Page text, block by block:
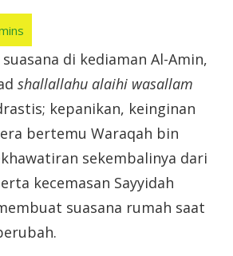
di kediaman Al-Amin,
shallallahu alaihi wasallam
kepanikan, keinginan
bertemu Waraqah bin
sekembalinya dari
kecemasan Sayyidah
suasana rumah saat